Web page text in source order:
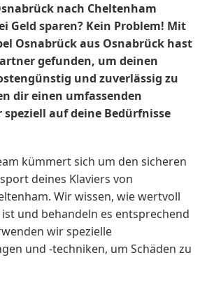
nach Cheltenham
Geld sparen? Kein Problem! Mit
Osnabrück aus Osnabrück hast
gefunden, um deinen
und zuverlässig zu
dir einen umfassenden
speziell auf deine Bedürfnisse
kümmert sich um den sicheren
deines Klaviers von
Wir wissen, wie wertvoll
und behandeln es entsprechend
wir spezielle
und -techniken, um Schäden zu